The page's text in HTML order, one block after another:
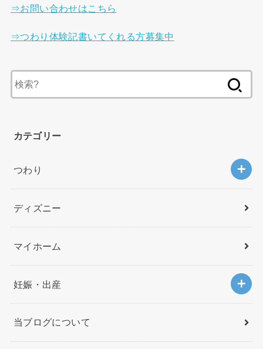
⇒お問い合わせはこちら
⇒つわり体験記書いてくれる方募集中
索
カテゴリー
つわり
ディズニー
マイホーム
妊娠・出産
当ブログについて